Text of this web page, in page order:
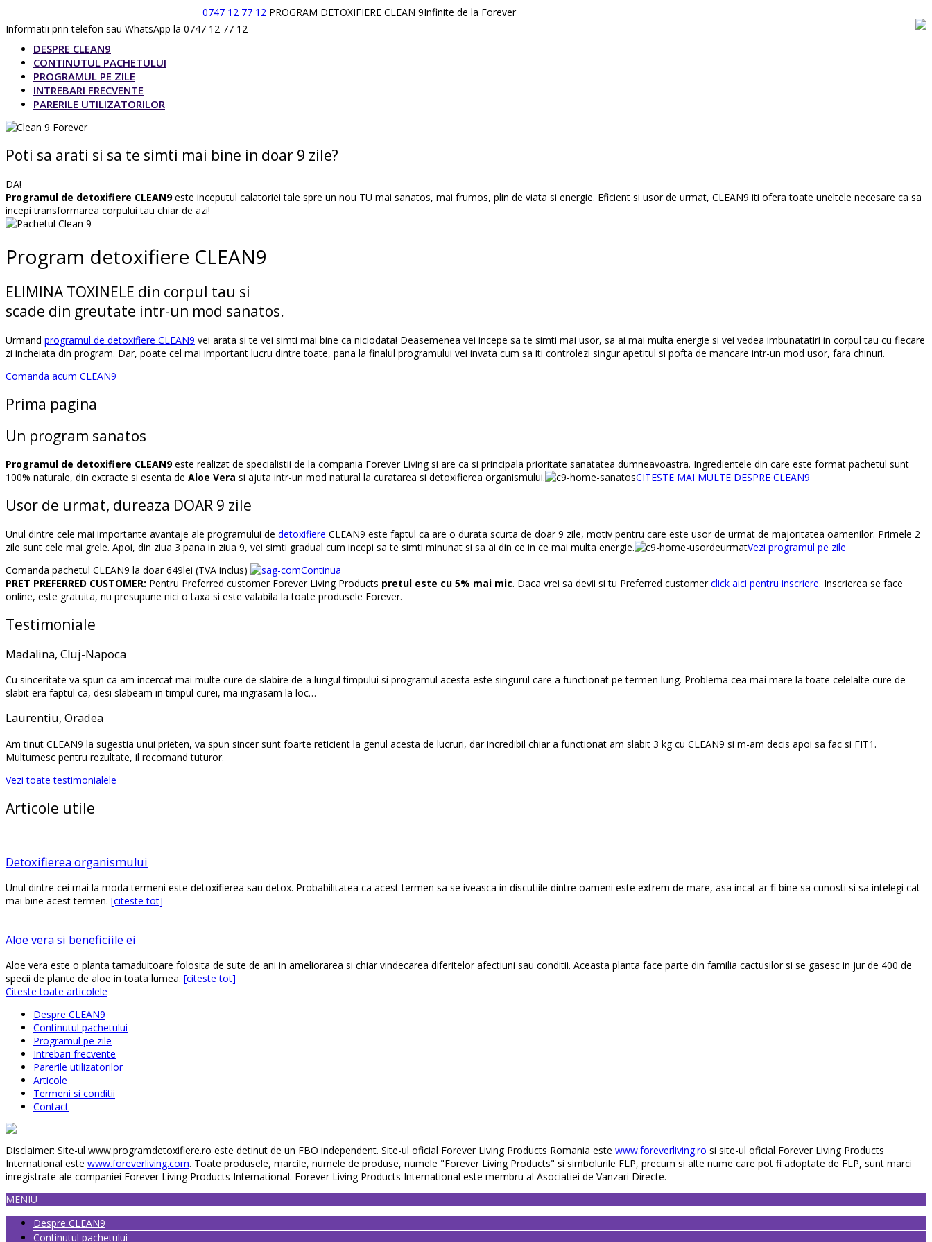
0747 12 77 12 PROGRAM DETOXIFIERE CLEAN 9Infinite de la Forever
Informatii prin telefon sau WhatsApp la 0747 12 77 12
DESPRE CLEAN9
CONTINUTUL PACHETULUI
PROGRAMUL PE ZILE
INTREBARI FRECVENTE
PARERILE UTILIZATORILOR
Poti sa arati si sa te simti mai bine in doar 9 zile?
DA!
Programul de detoxifiere CLEAN9este inceputul calatoriei tale spre un nou TU mai sanatos, mai frumos, plin de viata si energie. Eficient si usor de urmat, CLEAN9 iti ofera toate uneltele necesare ca sa
incepi transformarea corpului tau chiar de azi!
Program detoxifiere CLEAN9
ELIMINA TOXINELE din corpul tau si
scade din greutate intr-un mod sanatos.
Urmand programul de detoxifiere CLEAN9 vei arata si te vei simti mai bine ca niciodata! Deasemenea vei incepe sa te simti mai usor, sa ai mai multa energie si vei vedea imbunatatiri in corpul tau cu fiecare
zi incheiata din program. Dar, poate cel mai important lucru dintre toate, pana la finalul programului vei invata cum sa iti controlezi singur apetitul si pofta de mancare intr-un mod usor, fara chinuri.
Comanda acum CLEAN9
Prima pagina
Un program sanatos
Programul de detoxifiere CLEAN9este realizat de specialistii de la compania Forever Living si are ca si principala prioritate sanatatea dumneavoastra. Ingredientele din care este format pachetul sunt
100% naturale, din extracte si esenta de Aloe Vera si ajuta intr-un mod natural la curatarea si detoxifierea organismului. CITESTE MAI MULTE DESPRE CLEAN9
Usor de urmat, dureaza DOAR 9 zile
Unul dintre cele mai importante avantaje ale programului de detoxifiere CLEAN9 este faptul ca are o durata scurta de doar 9 zile, motiv pentru care este usor de urmat de majoritatea oamenilor. Primele 2
zile sunt cele mai grele. Apoi, din ziua 3 pana in ziua 9, vei simti gradual cum incepi sa te simti minunat si sa ai din ce in ce mai multa energie.
Vezi programul pe zile
Comanda pachetul CLEAN9 la doar649lei (TVA inclus)
Continua
PRET PREFERRED CUSTOMER: Pentru Preferred customer Forever Living Products pretul este cu 5% mai mic. Daca vrei sa devii si tu Preferred customerclick aici pentru inscriere. Inscrierea se face
online, este gratuita, nu presupune nici o taxa si este valabila la toate produsele Forever.
Testimoniale
Madalina, Cluj-Napoca
Cu sinceritate va spun ca am incercat mai multe cure de slabire de-a lungul timpului si programul acesta este singurul care a functionat pe termen lung. Problema cea mai mare la toate celelalte cure de
slabit era faptul ca, desi slabeam in timpul curei, ma ingrasam la loc…
Laurentiu, Oradea
Am tinut CLEAN9 la sugestia unui prieten, va spun sincer sunt foarte reticient la genul acesta de lucruri, dar incredibil chiar a functionat am slabit 3 kg cu CLEAN9 si m-am decis apoi sa fac si FIT1.
Multumesc pentru rezultate, il recomand tuturor.
Vezi toate testimonialele
Articole utile
Detoxifierea organismului
Unul dintre cei mai la moda termeni este detoxifierea sau detox. Probabilitatea ca acest termen sa se iveasca in discutiile dintre oameni este extrem de mare, asa incat ar fi bine sa cunosti si sa intelegi cat
mai bine acest termen. [citeste tot]
Aloe vera si beneficiile ei
Aloe vera este o planta tamaduitoare folosita de sute de ani in ameliorarea si chiar vindecarea diferitelor afectiuni sau conditii. Aceasta planta face parte din familia cactusilor si se gasesc in jur de 400 de
specii de plante de aloe in toata lumea. [citeste tot]
Citeste toate articolele
Despre CLEAN9
Continutul pachetului
Programul pe zile
Intrebari frecvente
Parerile utilizatorilor
Articole
Termeni si conditii
Contact
Disclaimer: Site-ul www.programdetoxifiere.ro este detinut de un FBO independent. Site-ul oficial Forever Living Products Romania este www.foreverliving.ro si site-ul oficial Forever Living Products
International este www.foreverliving.com. Toate produsele, marcile, numele de produse, numele "Forever Living Products" si simbolurile FLP, precum si alte nume care pot fi adoptate de FLP, sunt marci
inregistrate ale companiei Forever Living Products International. Forever Living Products International este membru al Asociatiei de Vanzari Directe.
MENIU
Despre CLEAN9
Continutul pachetului